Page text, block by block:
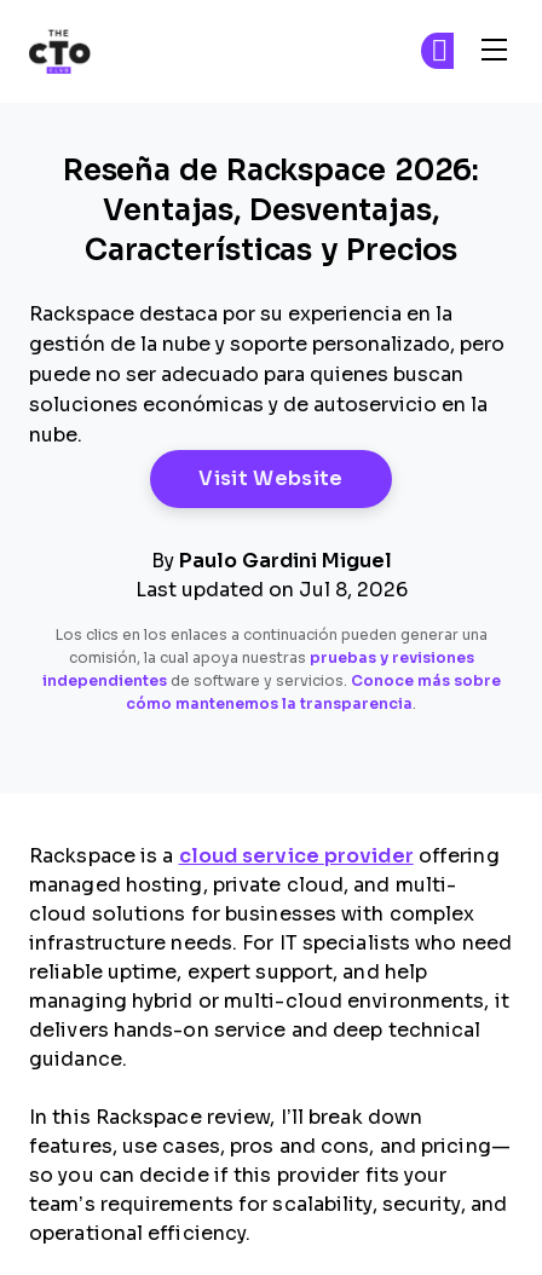
Reseña de Rackspace 2026:
Ventajas, Desventajas,
Características y Precios
Rackspace destaca por su experiencia en la
gestión de la nube y soporte personalizado, pero
puede no ser adecuado para quienes buscan
soluciones económicas y de autoservicio en la
nube.
Visit Website Opens New
By Paulo Gardini Miguel
Last updated on Jul 8, 2026
Los clics en los enlaces a continuación pueden generar una
comisión, la cual apoya nuestras pruebas y revisiones
independientesde software y servicios. Conoce más sobre
cómo mantenemos la transparencia.
Rackspace is a cloud service provider offering
managed hosting, private cloud, and multi-
cloud solutions for businesses with complex
infrastructure needs. For IT specialists who need
reliable uptime, expert support, and help
managing hybrid or multi-cloud environments, it
delivers hands-on service and deep technical
guidance.
In this Rackspace review, I’ll break down
features, use cases, pros and cons, and pricing—
so you can decide if this provider fits your
team’s requirements for scalability, security, and
operational efficiency.